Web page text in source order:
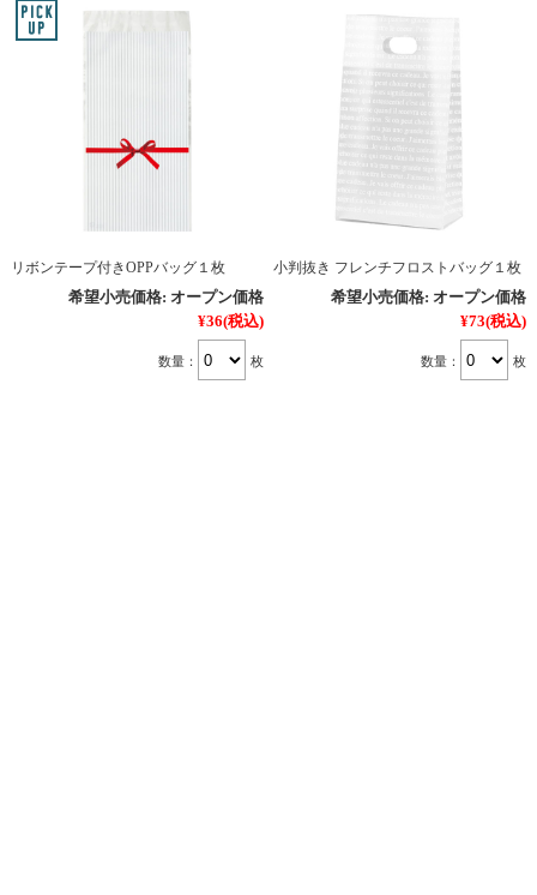
リボンテープ付きOPPバッグ１枚
希望小売価格: オープン価格
¥36(税込)
数量： 枚
小判抜き フレンチフロストバッグ１枚
希望小売価格: オープン価格
¥73(税込)
数量： 枚